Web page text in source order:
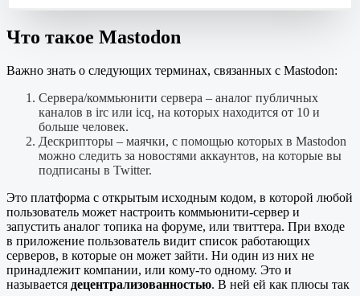
Что такое Mastodon
Важно знать о следующих терминах, связанных с Mastodon:
Сервера/коммьюнити сервера – аналог публичных
каналов в irc или icq, на которых находится от 10 и
больше человек.
Дескрипторы – маячки, с помощью которых в Mastodon
можно следить за новостями аккаунтов, на которые вы
подписаны в Twitter.
Это платформа с открытым исходным кодом, в которой любой
пользователь может настроить коммьюнити-сервер и
запустить аналог топика на форуме, или твиттера. При входе
в приложение пользователь видит список работающих
серверов, в которые он может зайти. Ни один из них не
принадлежит компании, или кому-то одному. Это и
называется децентрализованностью. В ней ей как плюсы так